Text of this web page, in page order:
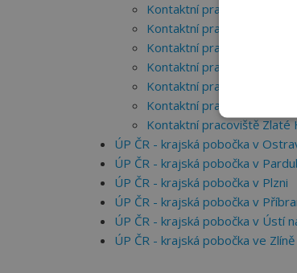
Kontaktní pracoviště
Kontaktní pracoviště Přerov
Kontaktní pracoviště
Kontaktní pracoviště
Kontaktní pracoviště Uničov
Kontaktní pracoviště Zábřeh
Kontaktní pracoviště Zlaté
ÚP ČR - krajská pobočka v
ÚP ČR - krajská pobočka v
ÚP ČR - krajská pobočka v Plzni
ÚP ČR - krajská pobočka v
ÚP ČR - krajská pobočka v Ústí
ÚP ČR - krajská pobočka ve Zlíně